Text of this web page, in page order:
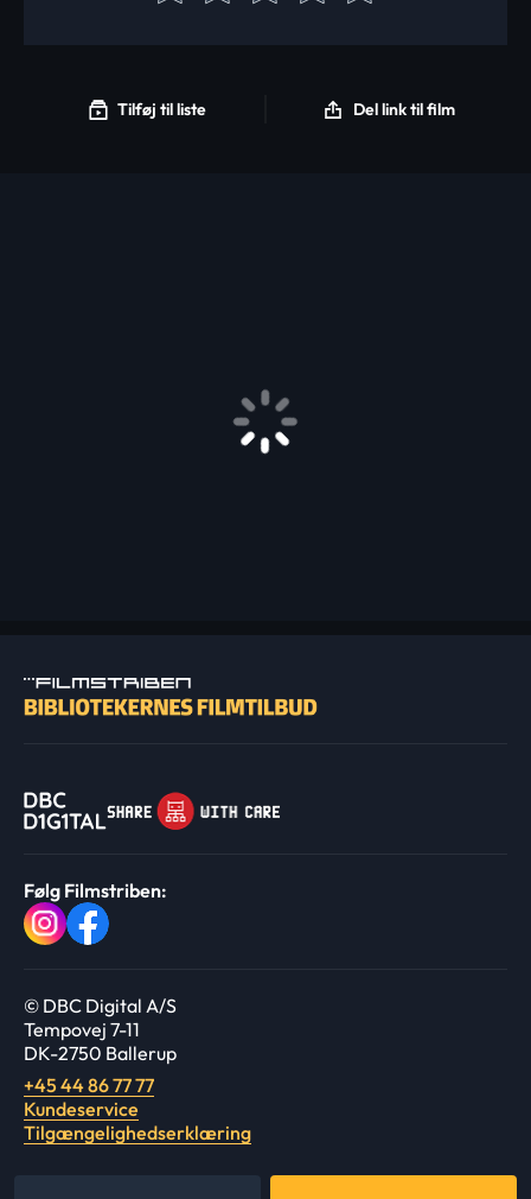
Tilføj til liste Del link til film
Følg Filmstriben:
© DBC Digital A/S
Tempovej 7-11
DK-2750 Ballerup
+45 44 86 77 77
Kundeservice
Tilgængelighedserklæring